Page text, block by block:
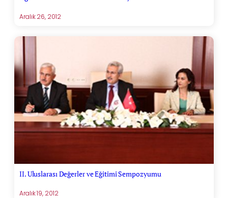
Aralık 26, 2012
II. Uluslarası Değerler ve Eğitimi Sempozyumu
Aralık 19, 2012